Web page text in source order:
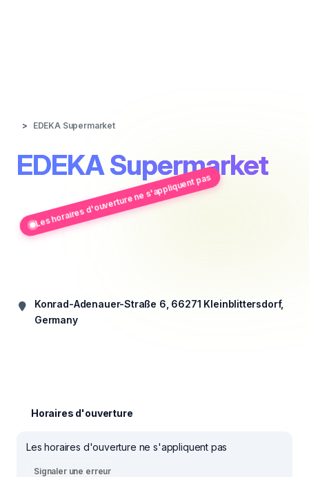
EDEKA Supermarket
EDEKA Supermarket
Les horaires d'ouverture ne s'appliquent pas
Konrad-Adenauer-Straße 6, 66271 Kleinblittersdorf,
Germany
Horaires d'ouverture
Les horaires d'ouverture ne s'appliquent pas
Signaler une erreur